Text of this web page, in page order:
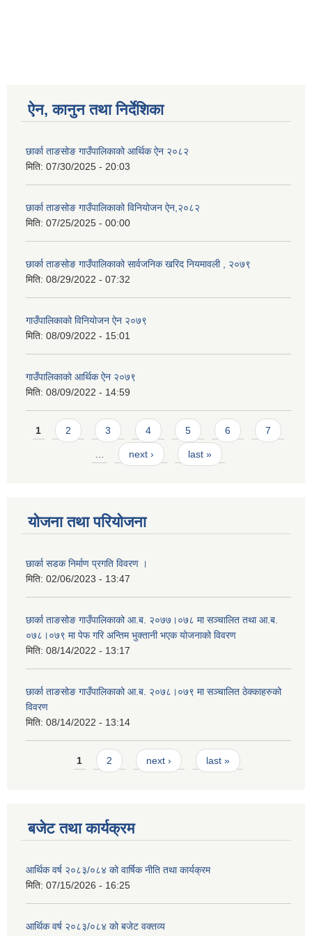
ऐन, कानुन तथा निर्देशिका
छार्का ताङसोङ गाउँपालिकाको आर्थिक ऐन २०८२
मिति: 07/30/2025 - 20:03
छार्का ताङसोङ गाउँपालिकाको विनियोजन ऐन,२०८२
मिति: 07/25/2025 - 00:00
छार्का ताङसोङ गाउँपालिकाको सार्वजनिक खरिद नियमावली , २०७९
मिति: 08/29/2022 - 07:32
गाउँपालिकाको विनियोजन ऐन २०७९
मिति: 08/09/2022 - 15:01
गाउँपालिकाको आर्थिक ऐन २०७९
मिति: 08/09/2022 - 14:59
Pages
1 2 3 4 5 6 7
next › last »
योजना तथा परियोजना
छार्का सडक निर्माण प्रगति विवरण ।
मिति: 02/06/2023 - 13:47
छार्का ताङसोङ गाउँपालिकाको आ.ब. २०७७।०७८ मा सञ्चालित तथा आ.ब.
०७८।०७९ मा पेफ गरि अन्तिम भुक्तानी भएक योजनाको विवरण
मिति: 08/14/2022 - 13:17
छार्का ताङसोङ गाउँपालिकाको आ.ब. २०७८।०७९ मा सञ्चालित ठेक्काहरुको
विवरण
मिति: 08/14/2022 - 13:14
Pages1 2 next › last »
बजेट तथा कार्यक्रम
आर्थिक वर्ष २०८३/०८४ को वार्षिक नीति तथा कार्यक्रम
मिति: 07/15/2026 - 16:25
आर्थिक वर्ष २०८३/०८४ को बजेट वक्तव्य